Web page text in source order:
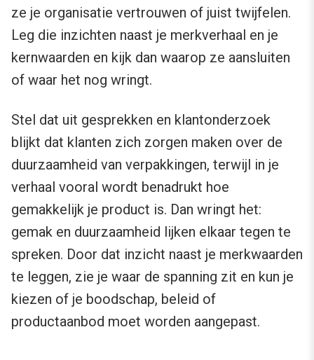
ze je organisatie vertrouwen of juist twijfelen.
Leg die inzichten naast je merkverhaal en je
kernwaarden en kijk dan waarop ze aansluiten
of waar het nog wringt.
Stel dat uit gesprekken en klantonderzoek
blijkt dat klanten zich zorgen maken over de
duurzaamheid van verpakkingen, terwijl in je
verhaal vooral wordt benadrukt hoe
gemakkelijk je product is. Dan wringt het:
gemak en duurzaamheid lijken elkaar tegen te
spreken. Door dat inzicht naast je merkwaarden
te leggen, zie je waar de spanning zit en kun je
kiezen of je boodschap, beleid of
productaanbod moet worden aangepast.